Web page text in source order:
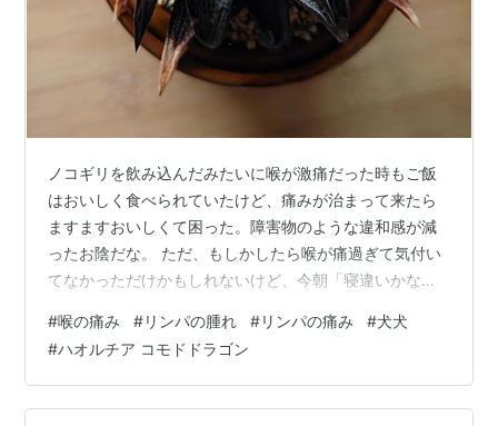
ノコギリを飲み込んだみたいに喉が激痛だった時もご飯
はおいしく食べられていたけど、痛みが治まって来たら
ますますおいしくて困った。障害物のような違和感が減
ったお陰だな。 ただ、もしかしたら喉が痛過ぎて気付い
てなかっただけかもしれないけど、今朝「寝違いかな
ったも同然😤」と豪語しながら実のところ1ミリも治って
ないのが◯ちゃんやな。「オネツサガッタ」の赤子と変
わらんな😂 ↓オネツサガッタ 本日の育児漫画です ヘル
パンギーナだった pic.twitter.com/Q0r7TcSkFf — 犬犬
#喉の痛み #リンパの腫れ #リンパの痛み #犬犬
#ハオルチア コモドドラゴン